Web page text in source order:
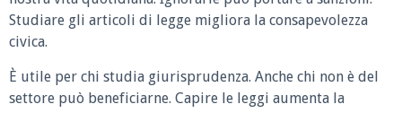
Studiare gli articoli di legge migliora la consapevolezza
civica.
È utile per chi studia giurisprudenza. Anche chi non è del
settore può beneficiarne. Capire le leggi aumenta la